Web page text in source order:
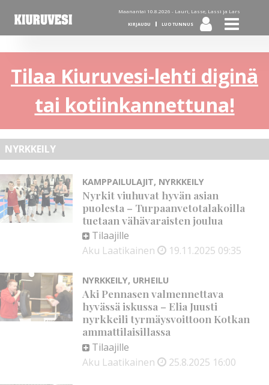
Maanantai 10.8.2026 - Lauri, Lasse, Lassi ja Lars
KIRJAUDU LUO TUNNUS
Tilaa Kiuruvesi-lehti diginä
tai kotiinkannettuna!
NYRKKEILY
KAMPPAILULAJIT, NYRKKEILY
Nyrkit viuhuvat hyvän asian
puolesta – Turpaanvetotalakoilla
tuetaan vähävaraisten joulua
Tilaajille
Aku Laatikainen
19.11.2025 09:35
NYRKKEILY, URHEILU
Aki Pennasen valmennettava
hyvässä iskussa – Elia Juusti
nyrkkeili tyrmäysvoittoon Kotkan
ammattilaisillassa
Tilaajille
Aku Laatikainen
25.8.2025 16:00